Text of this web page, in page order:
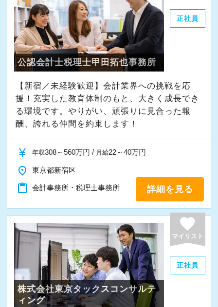
また、取得後は税理士登録費用と税理士会
年会費を事務所が負担します。
【最後に】
伸び盛りの活気ある事務所で、さまざまな税
法とコンサルティング、事務所経営について学
ぶことができます。
お客様の笑顔にふれながら自分自身の成長を
感じることができる、やりがいのある職場で
す。
う！
リクルートサイトはこちら：
新しい事を作り上げる事よりも「無駄な業務を
全部やめる」いうほうが圧倒的に楽で簡単で
す。
弊社の効率化のスタートはここにあります。
そして無駄を排除した後に残った業務のみを必
要業務と定義し、これを効率化するためにシス
テム開発まで挑んでいます。
【給与に関する考え方】
も酷いものが多いと感じています。
額面は少し大きく見せてはいるものの、実はみ
なし残業時間が40時間超も含まれており、さら
にそれを超えた労働時間があっても残業申請出
来ないケースがざらにあります。
さらに昇給ペースも非常に遅く、1年間に1万円
程度しか上昇しない給与体系を採るところがと
ても多いと思います。
繁忙期の長時間労働に加えこの待遇の悪さが会
計事務所の定着率の悪さに直結しているのは明
らかです。
・温厚で優しく、話しやすい人しかいません(事
務所の方針です)
・9割が未経験者で先輩と言えどもレベル差は感
じません(近い存在と感じるはずです)
・全員真面目に仕事に取り組んでいます
【弊社の特徴】
http://tax.excelike.co.jp/
・成長著しい会計事務所(年間300社の新規契約
・綺麗なオフィス・快適な空間
・良好な人間関係・飲み会などベタベタした付
き合いはなし。
・短時間で集中して定時でパッと帰る事を推奨
・税理士試験前休暇1週間を有給で全員に付与
（有給休暇とは別に付与）
・昇給はとても早い！入社4年目で年俸は最低で
も600万弱になります。
・訪問はしません。事務所で作業に専念出来る
ので無駄な疲労を回避できます
・訪問がないので、上司立ち合いのもと顧客と
面談可能（初心者には安心）
正社員
公認会計士税理士甲田拓也事務所
【新宿／未経験歓迎】会計業界への挑戦を応
援！充実した教育体制のもと、大きく成長でき
る環境です。やりがい、頑張りに見合った報
酬、誇れる仲間を約束します！
currency_yen 年収308～560万円 / 月給22～40万円
place 東京都新宿区
content_paste 会計事務所・税理士事務所 詳細を見る
favorite
マイリスト
正社員
株式会社東京タックスコンサルテ
ィング